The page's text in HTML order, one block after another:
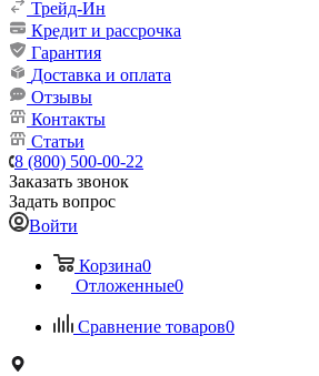
Трейд-Ин
Кредит и рассрочка
Гарантия
Доставка и оплата
Отзывы
Контакты
Статьи
8 (800) 500-00-22
Заказать звонок
Задать вопрос
Войти
Корзина0
Отложенные0
Сравнение товаров0